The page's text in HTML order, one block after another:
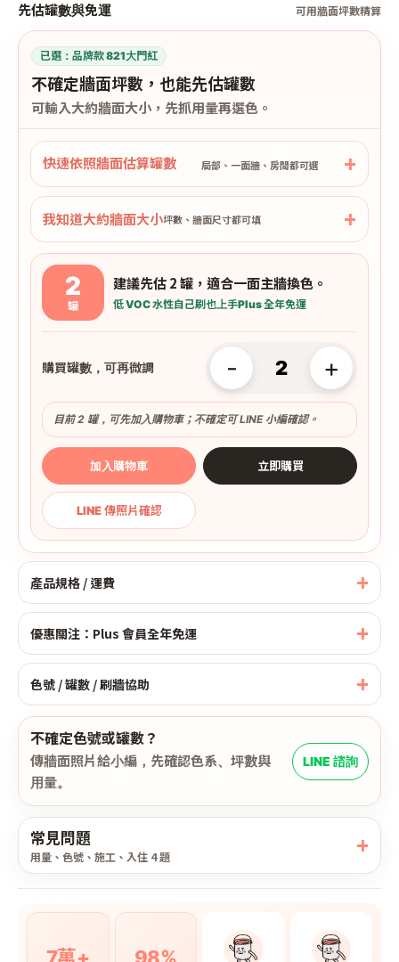
先估罐數與免運 可用牆面坪數精算
已選： 品牌款 821大門紅
不確定牆面坪數，也能先估罐數
可輸入大約牆面大小，先抓用量再選色。
快速依照牆面估算罐數 局部、一面牆、房間都可選
我知道大約牆面大小坪數、牆面尺寸都可填
2
罐
建議先估 2 罐，適合一面主牆換色。
低 VOC 水性自己刷也上手Plus 全年免運
購買罐數，可再微調 - +
目前 2 罐，可先加入購物車；不確定可 LINE 小編確認。
加入購物車 立即購買
LINE 傳照片確認
產品規格 / 運費
優惠關注：Plus 會員全年免運
色號 / 罐數 / 刷牆協助
不確定色號或罐數？
傳牆面照片給小編，先確認色系、坪數與
用量。
LINE 諮詢
常見問題
用量、色號、施工、入住 4 題
7萬+ 98%